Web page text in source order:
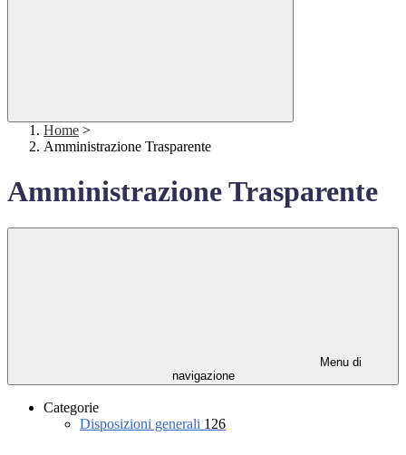
Home >
Amministrazione Trasparente
Amministrazione Trasparente
Menu di
navigazione
Categorie
Disposizioni generali 126